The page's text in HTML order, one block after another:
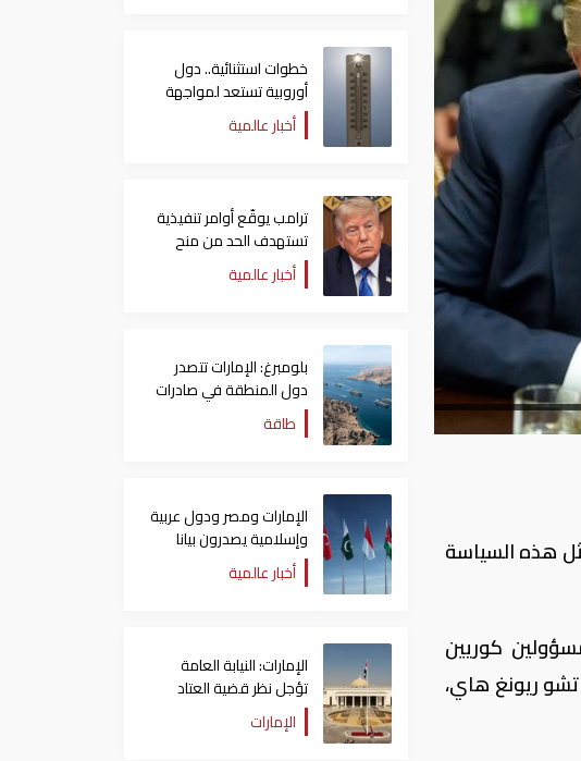
هذه السياسة
كوريين
ريونغ هاي،
خطوات استثنائية.. دول
أوروبية تستعد لمواجهة
موجة حر غير مسبوقة
أخبار عالمية
ترامب يوقّع أوامر تنفيذية
تستهدف الحد من منح
الجنسية الأمريكية بالولادة
أخبار عالمية
بلومبرغ: الإمارات تتصدر
دول المنطقة في صادرات
النفط عبر مضيق هرمز
طاقة
الإمارات ومصر ودول عربية
وإسلامية يصدرون بيانا
مشتركا بشأن الانتهاكات
الإسرائيلية في غزة
أخبار عالمية
الإمارات: النيابة العامة
تؤجل نظر قضية العتاد
العسكري للسودان
الإمارات